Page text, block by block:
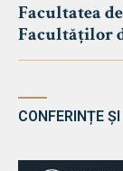
Facultatea
Facultăților
CONFERINȚE ȘI